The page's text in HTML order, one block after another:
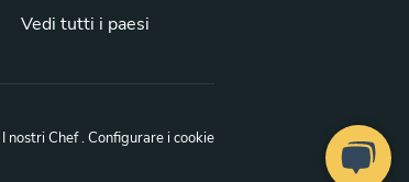
Vedi tutti i paesi
I nostri Chef. Configurare i cookie